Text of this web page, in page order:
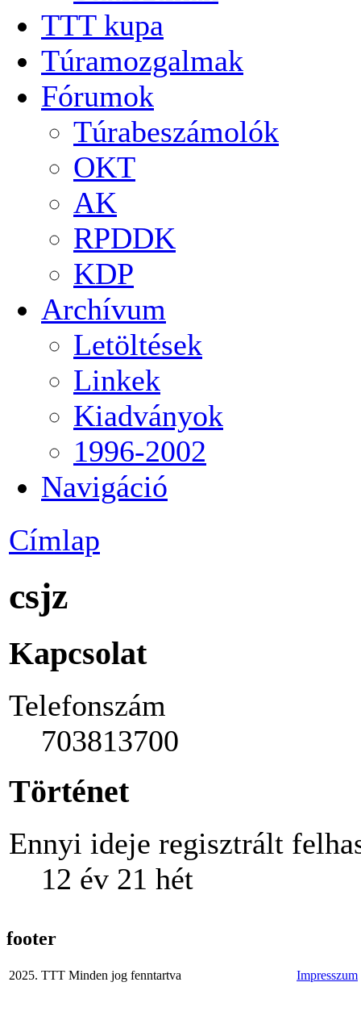
TTT kupa
Túramozgalmak
Fórumok
Túrabeszámolók
OKT
AK
RPDDK
KDP
Archívum
Letöltések
Linkek
Kiadványok
1996-2002
Navigáció
Címlap
csjz
Kapcsolat
Telefonszám
703813700
Történet
Ennyi ideje regisztrált
12 év 21 hét
footer
2025. TTT Minden jog fenntartva Impresszum